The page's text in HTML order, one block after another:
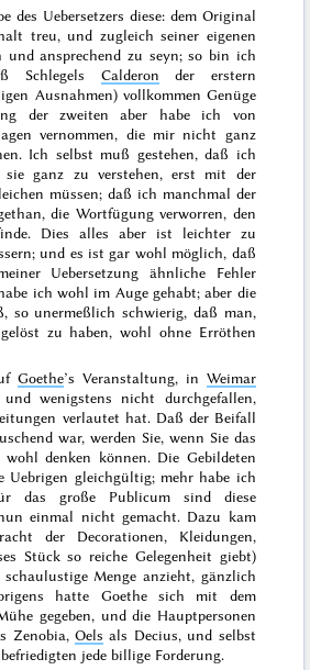
des Uebersetzers diese: dem Original
treu, und zugleich seiner eigenen
und ansprechend zu seyn; so bin ich
Schlegels Calderon der erstern
Ausnahmen) vollkommen Genüge
der zweiten aber habe ich von
vernommen, die mir nicht ganz
Ich selbst muß gestehen, daß ich
sie ganz zu verstehen, erst mit der
müssen; daß ich manchmal der
die Wortfügung verworren, den
Dies alles aber ist leichter zu
und es ist gar wohl möglich, daß
Uebersetzung ähnliche Fehler
ich wohl im Auge gehabt; aber die
so unermeßlich schwierig, daß man,
zu haben, wohl ohne Erröthen
Goethe’s Veranstaltung, in Weimar
wenigstens nicht durchgefallen,
verlautet hat. Daß der Beifall
war, werden Sie, wenn Sie das
wohl denken können. Die Gebildeten
Uebrigen gleichgültig; mehr habe ich
das große Publicum sind diese
einmal nicht gemacht. Dazu kam
der Decorationen, Kleidungen,
Stück so reiche Gelegenheit giebt)
Menge anzieht, gänzlich
hatte Goethe sich mit dem
gegeben, und die Hauptpersonen
Zenobia,Oels als Decius, und selbst
jede billige Forderung.